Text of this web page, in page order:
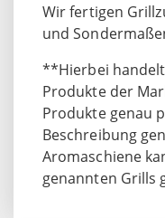
Wir fertigen
und
**Hierbei
Produkte der
Produkte genau
Beschreibung
Aromaschiene
genannten Grills